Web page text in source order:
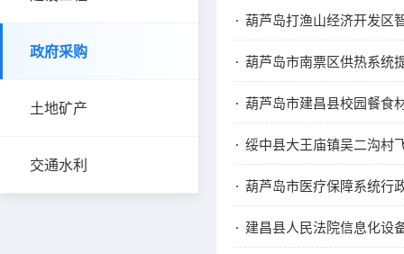
政府采购
土地矿产
交通水利
葫芦岛打渔山经济开发区
葫芦岛市南票区供热系统
葫芦岛市建昌县校园餐食材
绥中县大王庙镇吴二沟村
葫芦岛市医疗保障系统行
建昌县人民法院信息化设